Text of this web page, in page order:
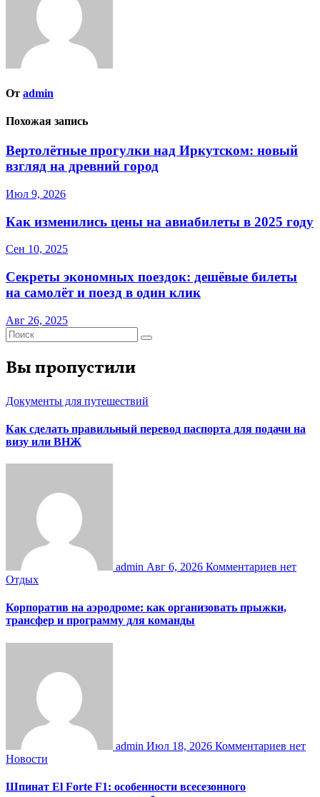
От admin
Похожая запись
Вертолётные прогулки над Иркутском: новый
взгляд на древний город
Июл 9, 2026
Как изменились цены на авиабилеты в 2025 году
Сен 10, 2025
Секреты экономных поездок: дешёвые билеты
на самолёт и поезд в один клик
Авг 26, 2025
Вы пропустили
Документы для путешествий
Как сделать правильный перевод паспорта для подачи на
визу или ВНЖ
admin Авг 6, 2026 Комментариев нет
Отдых
Корпоратив на аэродроме: как организовать прыжки,
трансфер и программу для команды
admin Июл 18, 2026 Комментариев нет
Новости
Шпинат El Forte F1: особенности всесезонного